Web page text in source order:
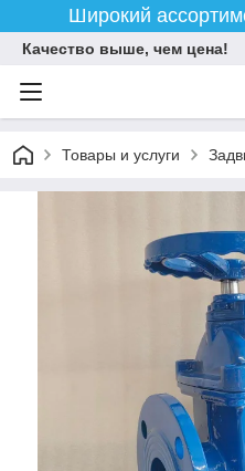
Широкий
Качество выше, чем цена!
Товары и услуги